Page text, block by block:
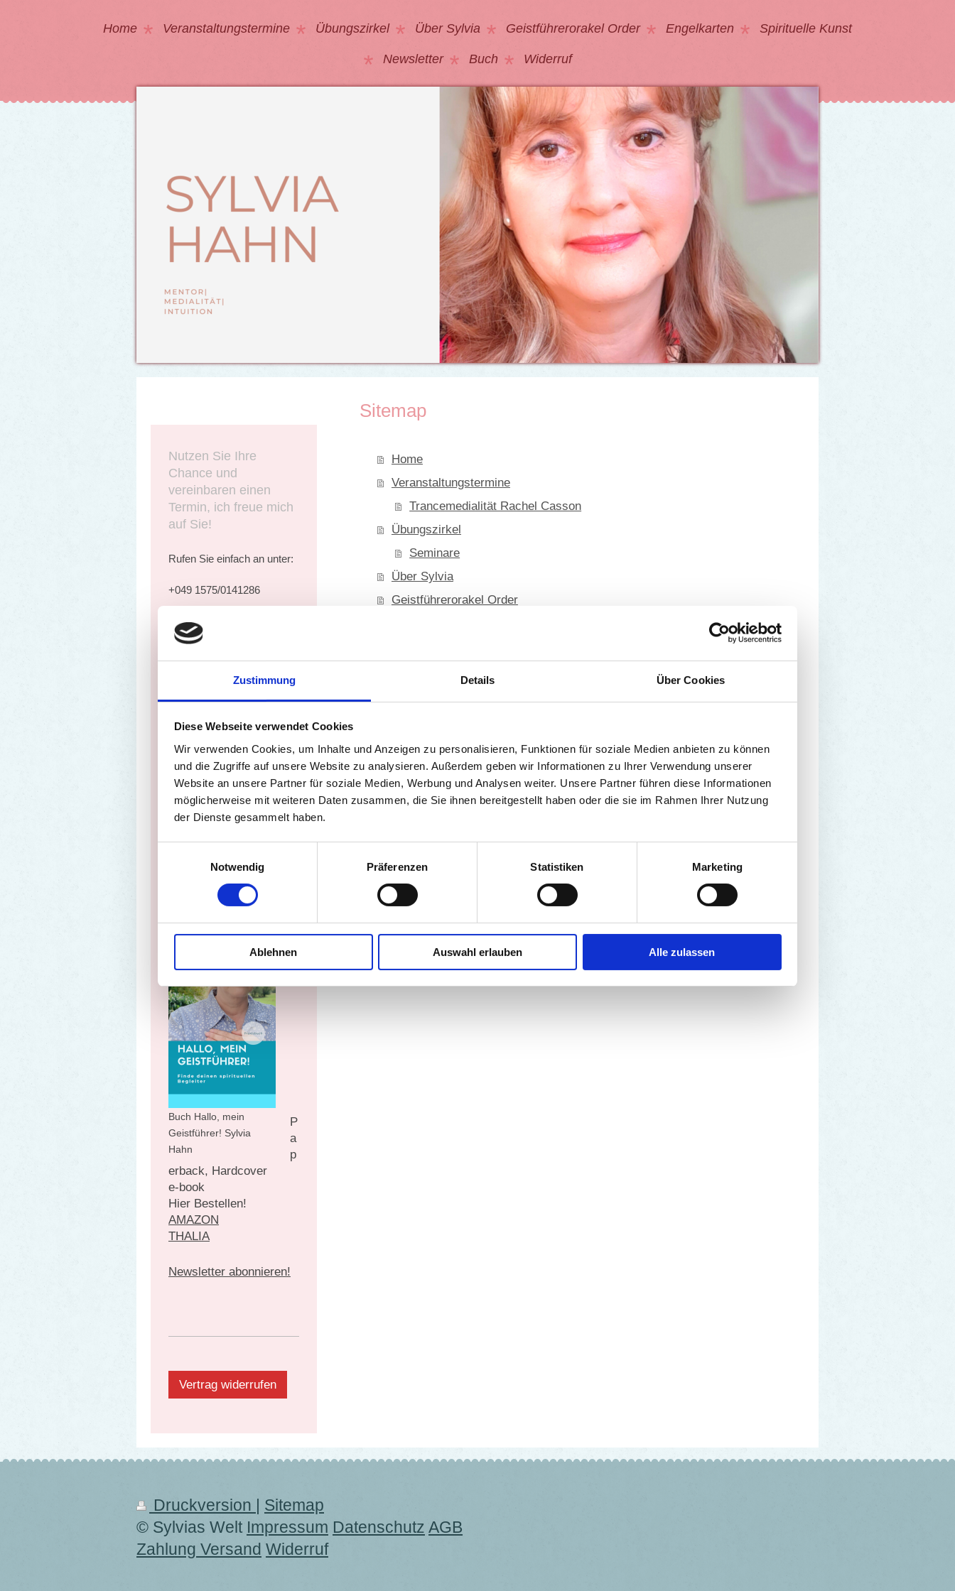
Zustimmung Details Über Cookies
Diese Webseite verwendet Cookies
Wir verwenden Cookies, um Inhalte und Anzeigen zu personalisieren, Funktionen für soziale Medien anbieten zu können
und die Zugriffe auf unsere Website zu analysieren. Außerdem geben wir Informationen zu Ihrer Verwendung unserer
Website an unsere Partner für soziale Medien, Werbung und Analysen weiter. Unsere Partner führen diese Informationen
möglicherweise mit weiteren Daten zusammen, die Sie ihnen bereitgestellt haben oder die sie im Rahmen Ihrer Nutzung
der Dienste gesammelt haben.
Notwendig
Präferenzen Statistiken Marketing
Ablehnen Auswahl erlauben Alle zulassen
Home Veranstaltungstermine Übungszirkel Über Sylvia Geistführerorakel Order Engelkarten Spirituelle Kunst
Newsletter Buch Widerruf
Sitemap
Home
Veranstaltungstermine
Trancemedialität Rachel Casson
Übungszirkel
Seminare
Über Sylvia
Geistführerorakel Order
Nutzen Sie Ihre
Chance und
vereinbaren einen
Termin, ich freue mich
auf Sie!
Rufen Sie einfach an unter:
+049 1575/0141286
E-MAIL
Buch Hallo, mein
Geistführer! Sylvia
Hahn
P
a
p
erback, Hardcover
e-book
Hier Bestellen!
AMAZON
THALIA
Newsletter abonnieren!
Vertrag widerrufen
Druckversion | Sitemap
© Sylvias Welt Impressum Datenschutz AGB
Zahlung Versand Widerruf